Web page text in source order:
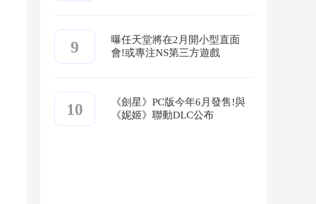
9
曝任天堂將在2月開小型直面
會!或專注NS第三方遊戲
10
《劍星》PC版今年6月發售!與
《妮姬》聯動DLC公布